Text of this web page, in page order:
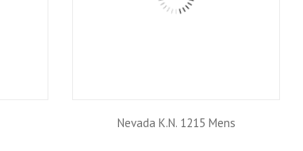
Nevada K.N. 1215 Mens